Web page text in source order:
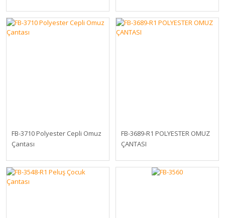
FB-3710 Polyester Cepli Omuz
Çantası
FB-3689-R1 POLYESTER OMUZ
ÇANTASI